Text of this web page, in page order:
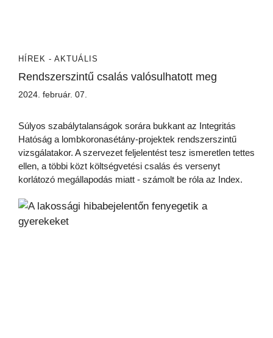
HÍREK - AKTUÁLIS
Rendszerszintű csalás valósulhatott meg
2024. február. 07.
Súlyos szabálytalanságok sorára bukkant az Integritás
Hatóság a lombkoronasétány-projektek rendszerszintű
vizsgálatakor. A szervezet feljelentést tesz ismeretlen tettes
ellen, a többi közt költségvetési csalás és versenyt
korlátozó megállapodás miatt - számolt be róla az Index.